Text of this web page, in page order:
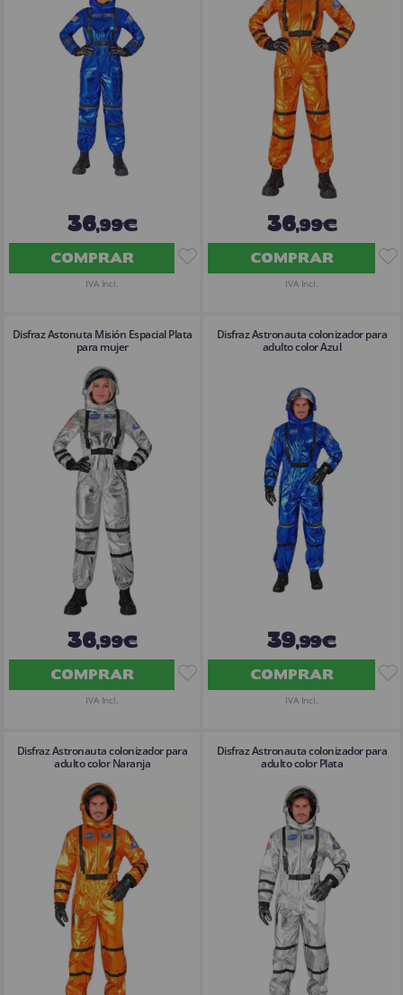
36,99€
COMPRAR
IVA Incl.
36,99€
COMPRAR
IVA Incl.
Disfraz Astonuta Misión Espacial Plata
para mujer
36,99€
COMPRAR
IVA Incl.
Disfraz Astronauta colonizador para
adulto color Azul
39,99€
COMPRAR
IVA Incl.
Disfraz Astronauta colonizador para
adulto color Naranja
Disfraz Astronauta colonizador para
adulto color Plata